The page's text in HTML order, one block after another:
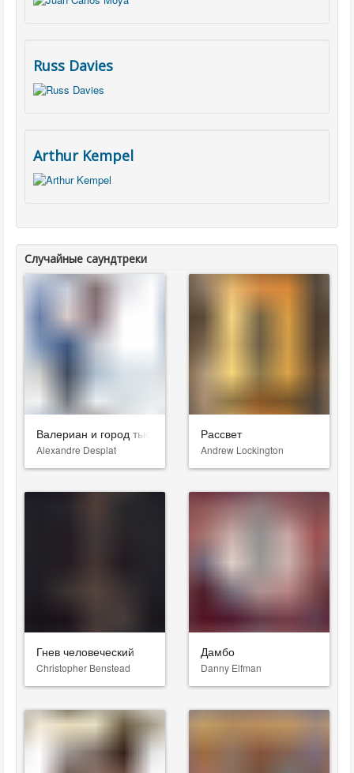
Russ Davies
Arthur Kempel
Случайные саундтреки
Валериан и город тысячи планет
Alexandre Desplat
Рассвет
Andrew Lockington
Гнев человеческий
Christopher Benstead
Дамбо
Danny Elfman